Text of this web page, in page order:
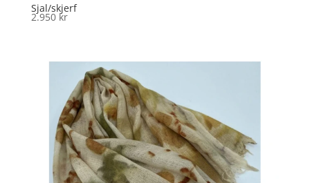
Sjal/skjerf
2.950 kr